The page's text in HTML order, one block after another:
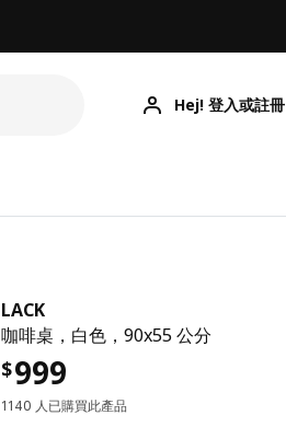
Hej! 登入或註冊
LACK
咖啡桌，白色，90x55 公分
$999
1140 人已購買此產品